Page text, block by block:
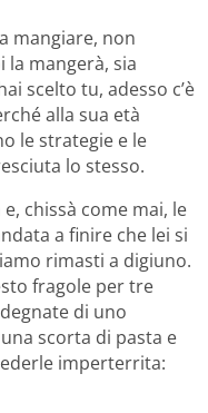
mangiare, non
la mangerà, sia
scelto tu, adesso c’è
alla sua età
le strategie e le
lo stesso.
chissà come mai, le
a finire che lei si
rimasti a digiuno.
fragole per tre
di uno
scorta di pasta e
imperterrita: